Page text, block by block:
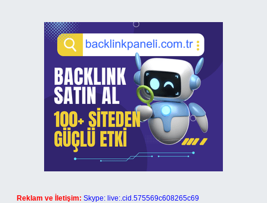
Reklam ve İletişim: Skype: live:.cid.575569c608265c69